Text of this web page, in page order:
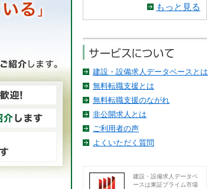
もっと見る
建設・設備求人データベースとは
無料転職支援とは
無料転職支援のながれ
非公開求人とは
ご利用者の声
よくいただく質問
建設・設備求人データベ
ースは東証プライム市場